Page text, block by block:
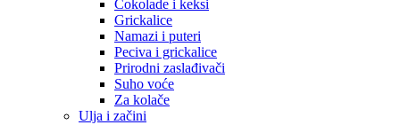
Čokolade i keksi
Grickalice
Namazi i puteri
Peciva i grickalice
Prirodni zaslađivači
Suho voće
Za kolače
Ulja i začini